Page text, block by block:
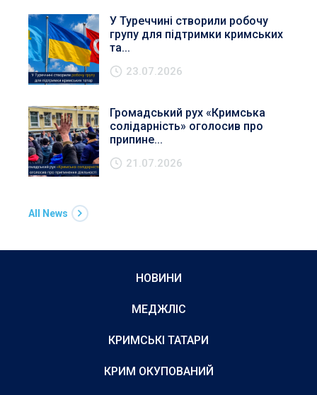
У Туреччині створили робочу
групу для підтримки кримських
та...
23.07.2026
Громадський рух «Кримська
солідарність» оголосив про
припине...
21.07.2026
All News
НОВИНИ
МЕДЖЛІС
КРИМСЬКІ ТАТАРИ
КРИМ ОКУПОВАНИЙ